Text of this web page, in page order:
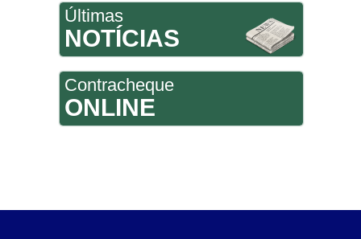
Últimas
NOTÍCIAS
Contracheque
ONLINE